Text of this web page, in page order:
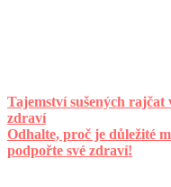
Tajemství sušených rajčat
zdraví
Odhalte, proč je důležité
podpořte své zdraví!